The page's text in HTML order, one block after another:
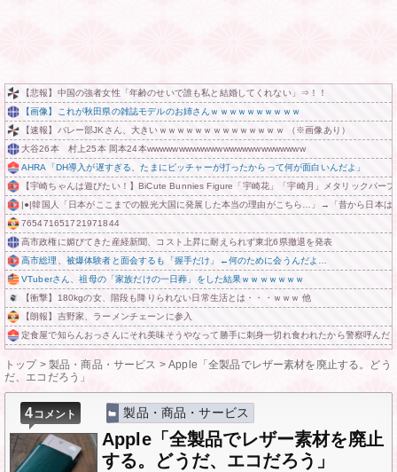
【悲報】中国の強者女性「年齢のせいで誰も私と結婚してくれない」⇒！！
【画像】これが秋田県の雑誌モデルのお姉さんｗｗｗｗｗｗｗｗｗｗ
【速報】バレー部JKさん、大きいｗｗｗｗｗｗｗｗｗｗｗｗｗｗ （※画像あり）
大谷26本 村上25本 岡本24本wwwwwwwwwwwwwwwwwwwwwwwww
AHRA「DH導入が遅すぎる、たまにピッチャーが打ったからって何が面白いんだよ」
【宇崎ちゃんは遊びたい！】BiCute Bunnies Figure「宇崎花」「宇崎月」メタリックパー
|●|韓国人「日本がここまでの観光大国に発展した本当の理由がこちら…」→「昔から日本は
765471651721971844
高市政権に媚びてきた産経新聞、コスト上昇に耐えられず東北6県撤退を発表
高市総理、被爆体験者と面会するも「握手だけ」←何のために会うんだよ…
VTuberさん、祖母の「家族だけの一日葬」をした結果ｗｗｗｗｗｗｗ
【衝撃】180kgの女、階段も降りられない日常生活とは・・・ｗｗｗ 他
【朗報】吉野家、ラーメンチェーンに参入
定食屋で知らんおっさんにそれ美味そうやなって勝手に刺身一切れ食われたから警察呼んだ
トップ> 製品・商品・サービス >Apple「全製品でレザー素材を廃止する。どう
だ、エコだろう」
4コメント 製品・商品・サービス
Apple「全製品でレザー素材を廃止
する。どうだ、エコだろう」